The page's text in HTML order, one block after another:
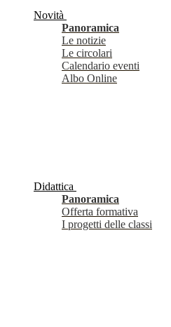
Novità
Panoramica
Le notizie
Le circolari
Calendario eventi
Albo Online
Didattica
Panoramica
Offerta formativa
I progetti delle classi